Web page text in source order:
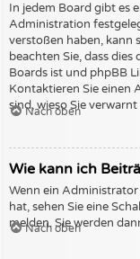
In jedem Board gibt es
Administration
verstoßen haben, kann
beachten Sie, dass
Boards ist und phpBB
Kontaktieren Sie einen
sind, wieso Sie
Nach oben
Wie kann ich
Wenn ein
hat, sehen Sie eine
melden. Sie werden
Nach oben